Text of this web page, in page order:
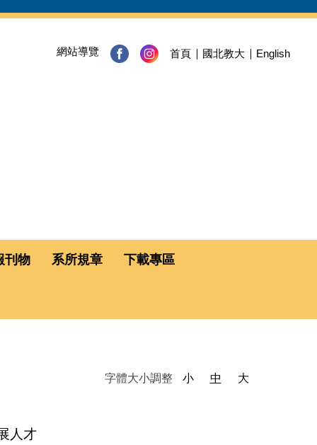
網站導覽 首頁 國北教大 English
刊物 系所規章 下載專區
字體大小調整 小 中 大
人才